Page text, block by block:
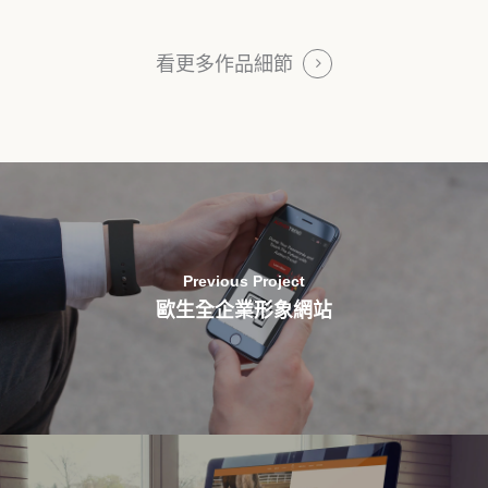
看更多作品細節
Previous Project
歐生全企業形象網站